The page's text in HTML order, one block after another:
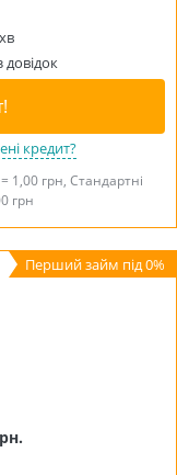
довідок
кредит?
1,00 грн, Стандартні
грн